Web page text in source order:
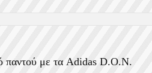
παντού με τα Adidas D.O.N.